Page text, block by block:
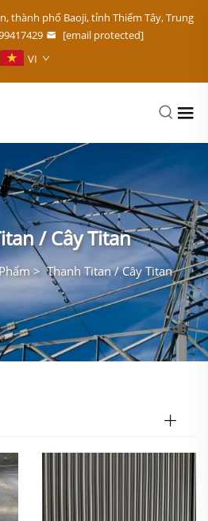
thành phố Baoji, tỉnh Thiểm Tây, Trung
[email protected]
VI
/ Cây Titan
>Thanh Titan / Cây Titan